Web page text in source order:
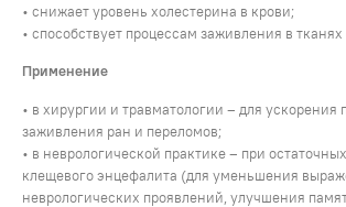
• снижает уровень холестерина в крови;
• способствует процессам заживления в
Применение
• в хирургии и травматологии – для ускорения
заживления ран и переломов;
• в неврологической практике – при
клещевого энцефалита (для уменьшения
неврологических проявлений, улучшения